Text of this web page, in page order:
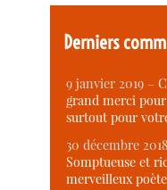
Derniers
9 janvier 2019 –
grand merci
surtout pour
30 décembre
Somptueuse et
merveilleux